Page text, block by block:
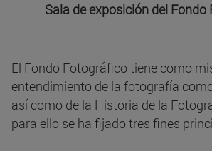
Sala de exposición del
El Fondo Fotográfico tiene como
entendimiento de la fotografía
así como de la Historia de la
para ello se ha fijado tres fines